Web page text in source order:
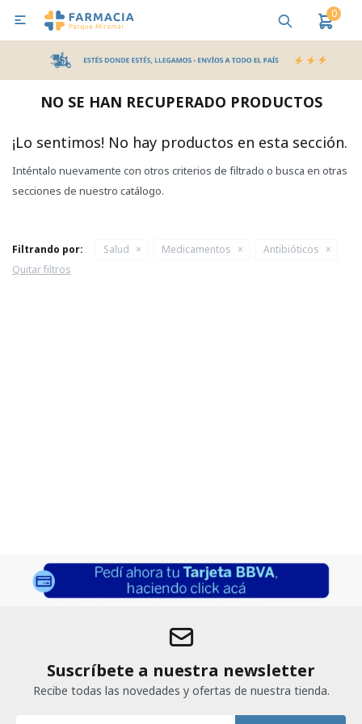
0

NO SE HAN RECUPERADO PRODUCTOS
¡Lo sentimos! No hay productos en esta sección.
Inténtalo nuevamente con otros criterios de filtrado o busca en otras
secciones de nuestro catálogo.
Filtrando por: Salud Medicamentos
Antibióticos
Quitar filtros
Suscríbete a nuestra newsletter
Recibe todas las novedades y ofertas de nuestra tienda.
MI CUENTA
Bebes y Maternidad Salud
Pañales y Toallitas
Lactancia y Nutrición
Higiene y Bienestar